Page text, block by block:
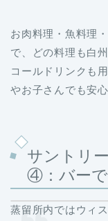
お肉料理・魚料理
で、どの料理も白
コールドリンクも
やお子さんでも安
サントリ
④：バー
蒸留所内ではウィ